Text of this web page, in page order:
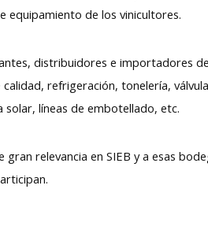
equipamiento de los vinicultores.
distribuidores e importadores
refrigeración, tonelería,
líneas de embotellado, etc.
relevancia en SIEB y a esas